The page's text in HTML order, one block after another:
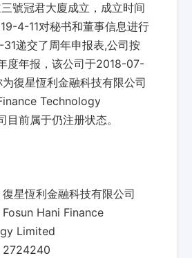
號冠君大廈成立，成立时间
4-11对秘书和董事信息进行
递交了周年申报表,公司按
度年报，该公司于2018-07-
復星恆利金融科技有限公司
Technology
前属于仍注册状态。
復星恆利金融科技有限公司
Fosun Hani Finance
Limited
2724240